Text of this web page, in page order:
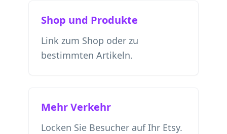
Shop und Produkte
Link zum Shop oder zu
bestimmten Artikeln.
Mehr Verkehr
Locken Sie Besucher auf Ihr Etsy.